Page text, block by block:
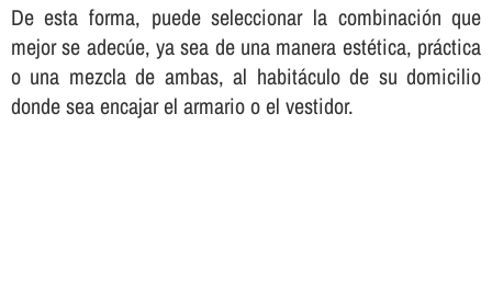
De esta forma, puede seleccionar la combinación que
mejor se adecúe, ya sea de una manera estética, práctica
o una mezcla de ambas, al habitáculo de su domicilio
donde sea encajar el armario o el vestidor.